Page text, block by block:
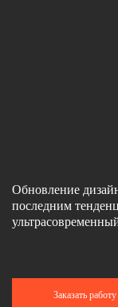
Обновление
последним
Заказать работу